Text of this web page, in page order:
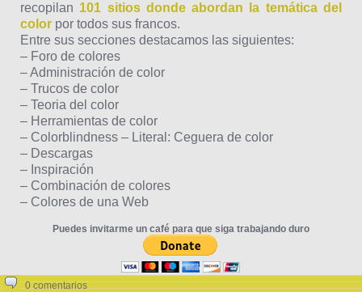
recopilan 101 sitios donde abordan la temática del
color por todos sus francos.
Entre sus secciones destacamos las siguientes:
– Foro de colores
– Administración de color
– Trucos de color
– Teoria del color
– Herramientas de color
– Colorblindness – Literal: Ceguera de color
– Descargas
– Inspiración
– Combinación de colores
– Colores de una Web
Puedes invitarme un café para que siga trabajando duro
0 comentarios